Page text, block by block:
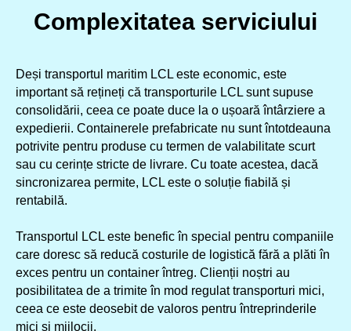
Complexitatea serviciului
Deși transportul maritim LCL este economic, este
important să rețineți că transporturile LCL sunt supuse
consolidării, ceea ce poate duce la o ușoară întârziere a
expedierii. Containerele prefabricate nu sunt întotdeauna
potrivite pentru produse cu termen de valabilitate scurt
sau cu cerințe stricte de livrare. Cu toate acestea, dacă
sincronizarea permite, LCL este o soluție fiabilă și
rentabilă.
Transportul LCL este benefic în special pentru companiile
care doresc să reducă costurile de logistică fără a plăti în
exces pentru un container întreg. Clienții noștri au
posibilitatea de a trimite în mod regulat transporturi mici,
ceea ce este deosebit de valoros pentru întreprinderile
mici și mijlocii.